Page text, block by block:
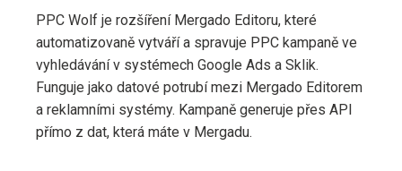
PPC Wolf je rozšíření Mergado Editoru, které
automatizovaně vytváří a spravuje PPC kampaně ve
vyhledávání v systémech Google Ads a Sklik.
Funguje jako datové potrubí mezi Mergado Editorem
a reklamními systémy. Kampaně generuje přes API
přímo z dat, která máte v Mergadu.